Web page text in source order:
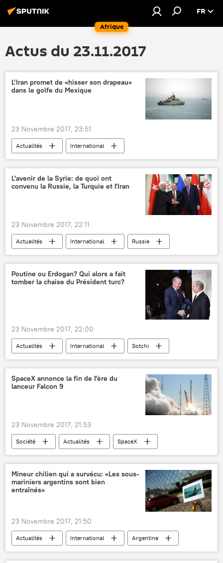
Afrique
FR
Actus du 23.11.2017
L’Iran promet de «hisser son drapeau»
dans le golfe du Mexique
23 Novembre 2017, 23:51
Actualités International
L'avenir de la Syrie: de quoi ont
convenu la Russie, la Turquie et l'Iran
23 Novembre 2017, 22:11
Actualités International
Russie
Iran
Turquie
Syrie
Vladimir Poutine
Recep Tayyip Erdogan
Hassan Rohani
Kurdes
Poutine ou Erdogan? Qui alors a fait
tomber la chaise du Président turc?
23 Novembre 2017, 22:00
Actualités International
Sotchi
Russie
Vladimir Poutine
Recep Tayyip Erdogan
chaise
SpaceX annonce la fin de l'ère du
lanceur Falcon 9
23 Novembre 2017, 21:53
Société Actualités
SpaceX
Falcon 9
fusée Sciences et tech
Mineur chilien qui a survécu: «Les sous-
mariniers argentins sont bien
entraînés»
23 Novembre 2017, 21:50
Actualités International
Argentine
Chili
Mario Sepulveda
Sputnik